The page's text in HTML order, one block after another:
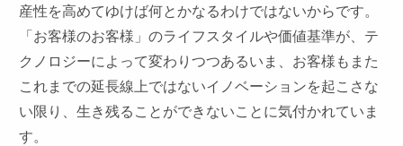
産性を高めてゆけば何とかなるわけではないからです。
「お客様のお客様」のライフスタイルや価値基準が、テ
クノロジーによって変わりつつあるいま、お客様もまた
これまでの延長線上ではないイノベーションを起こさな
い限り、生き残ることができないことに気付かれていま
す。